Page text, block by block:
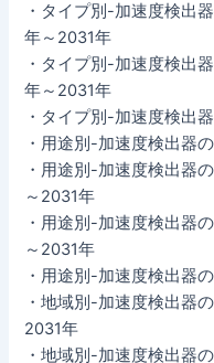
・タイプ別-加速度検出
年～2031年
・タイプ別-加速度検出
年～2031年
・タイプ別-加速度検出
・用途別-加速度検出器
・用途別-加速度検出器
～2031年
・用途別-加速度検出器
～2031年
・用途別-加速度検出器
・地域別-加速度検出器
2031年
・地域別-加速度検出器